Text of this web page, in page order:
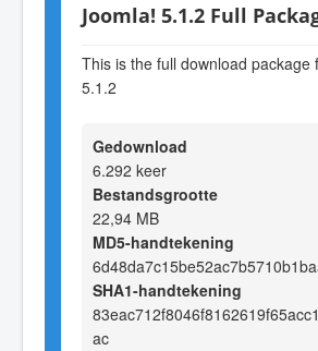
Joomla! 5.1.2 Full
This is the full download package
5.1.2
Gedownload
6.292 keer
Bestandsgrootte
22,94 MB
MD5-handtekening
SHA1-handtekening
ac